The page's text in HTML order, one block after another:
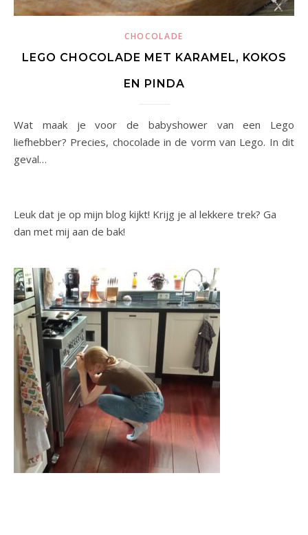
CHOCOLADE
LEGO CHOCOLADE MET KARAMEL, KOKOS
EN PINDA
Wat maak je voor de babyshower van een Lego
liefhebber? Precies, chocolade in de vorm van Lego. In dit
geval…
Leuk dat je op mijn blog kijkt! Krijg je al lekkere trek? Ga
dan met mij aan de bak!